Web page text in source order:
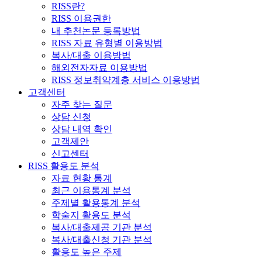
RISS란?
RISS 이용권한
내 추천논문 등록방법
RISS 자료 유형별 이용방법
복사/대출 이용방법
해외전자자료 이용방법
RISS 정보취약계층 서비스 이용방법
고객센터
자주 찾는 질문
상담 신청
상담 내역 확인
고객제안
신고센터
RISS 활용도 분석
자료 현황 통계
최근 이용통계 분석
주제별 활용통계 분석
학술지 활용도 분석
복사/대출제공 기관 분석
복사/대출신청 기관 분석
활용도 높은 주제